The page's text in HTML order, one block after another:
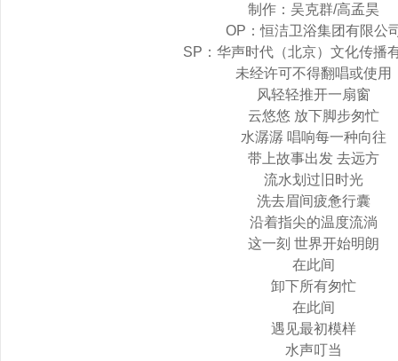
制作：吴克群/高孟昊
OP：恒洁卫浴集团有限公
SP：华声时代（北京）文化传播
未经许可不得翻唱或使用
风轻轻推开一扇窗
云悠悠 放下脚步匆忙
水潺潺 唱响每一种向往
带上故事出发 去远方
流水划过旧时光
洗去眉间疲惫行囊
沿着指尖的温度流淌
这一刻 世界开始明朗
在此间
卸下所有匆忙
在此间
遇见最初模样
水声叮当